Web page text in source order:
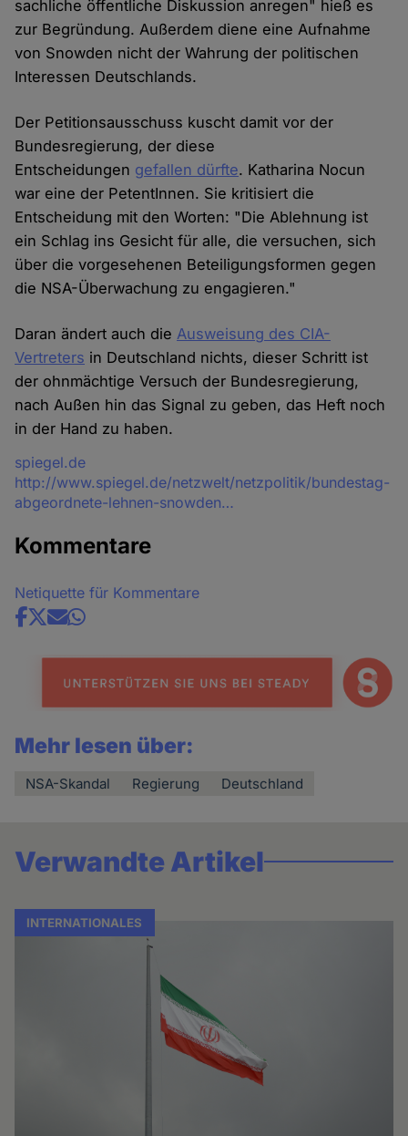
sachliche öffentliche Diskussion anregen" hieß es
zur Begründung. Außerdem diene eine Aufnahme
von Snowden nicht der Wahrung der politischen
Interessen Deutschlands.
Der Petitionsausschuss kuscht damit vor der
Bundesregierung, der diese
Entscheidungen gefallen dürfte. Katharina Nocun
war eine der PetentInnen. Sie kritisiert die
Entscheidung mit den Worten: "Die Ablehnung ist
ein Schlag ins Gesicht für alle, die versuchen, sich
über die vorgesehenen Beteiligungsformen gegen
die NSA-Überwachung zu engagieren."
Daran ändert auch die Ausweisung des CIA-
Vertreters in Deutschland nichts, dieser Schritt ist
der ohnmächtige Versuch der Bundesregierung,
nach Außen hin das Signal zu geben, das Heft noch
in der Hand zu haben.
Quelle
spiegel.de
http://www.spiegel.de/netzwelt/netzpolitik/bundestag-
abgeordnete-lehnen-snowden…
Kommentare
Netiquette für Kommentare
Share
news
Mehr lesen über:
NSA-Skandal Regierung Deutschland
Verwandte Artikel
INTERNATIONALES